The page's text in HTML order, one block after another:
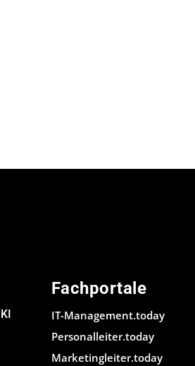
Fachportale
IT-Management.today
Personalleiter.today
Marketingleiter.today